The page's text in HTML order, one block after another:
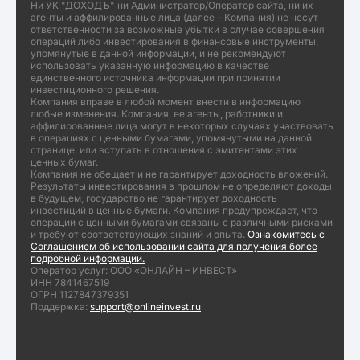
Ни УК "ДОХОДЪ" ни Администратор/Оператор сайта, ни их
агенты и аффилированные лица (далее - Компания) не несут
ответственности за возможные убытки в случае совершения
операций либо инвестирования в финансовые инструменты,
упомянутые в данной информации, и не рекомендуют
использовать указанную информацию в качестве
единственного источника информации при принятии
инвестиционного решения.
Компания вправе в любой момент внести в информацию
любые изменения. Компания, ее агенты, работники и
аффилированные лица могут в некоторых случаях участвовать
в операциях с ценными бумагами, упомянутыми на данной
странице, или вступать в отношения с эмитентами этих
ценных бумаг.
Компания не обещает и не гарантирует доходность вложений.
Результаты инвестирования в прошлом не определяют доходы
в будущем, государство не гарантирует доходность
инвестиций в ценные бумаги. Компания предупреждает, что
операции с ценными бумагами связаны с различными рисками
и требуют соответствующих знаний и опыта. Ознакомитесь с
Соглашением об использовании сайта для получения более
подробной информации.
Оператор услуг: ООО «ОНЛАЙН – ИНВЕСТ»
ИНН 7841467519
ОГРН 1127847379351
Поддержка: support@onlineinvest.ru